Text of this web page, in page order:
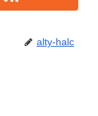
alty-halc